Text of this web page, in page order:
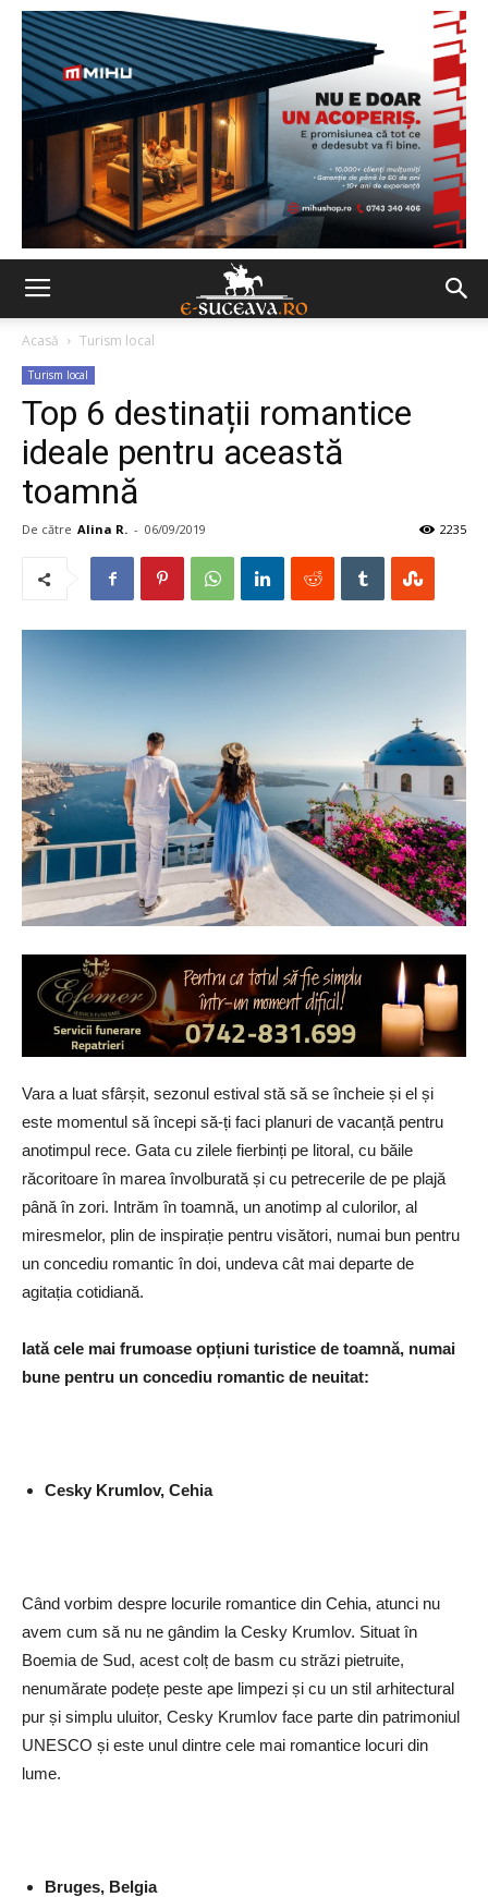
Acasă Turism local
Turism local
Top 6 destinații romantice
ideale pentru această
toamnă
De către Alina R. - 06/09/2019 2235
Vara a luat sfârșit, sezonul estival stă să se încheie și el și
este momentul să începi să-ți faci planuri de vacanță pentru
anotimpul rece. Gata cu zilele fierbinți pe litoral, cu băile
răcoritoare în marea învolburată și cu petrecerile de pe plajă
până în zori. Intrăm în toamnă, un anotimp al culorilor, al
miresmelor, plin de inspirație pentru visători, numai bun pentru
un concediu romantic în doi, undeva cât mai departe de
agitația cotidiană.
Iată cele mai frumoase opțiuni turistice de toamnă, numai
bune pentru un concediu romantic de neuitat:
Cesky Krumlov, Cehia
Când vorbim despre locurile romantice din Cehia, atunci nu
avem cum să nu ne gândim la Cesky Krumlov. Situat în
Boemia de Sud, acest colț de basm cu străzi pietruite,
nenumărate podețe peste ape limpezi și cu un stil arhitectural
pur și simplu uluitor, Cesky Krumlov face parte din patrimoniul
UNESCO și este unul dintre cele mai romantice locuri din
lume.
Bruges, Belgia